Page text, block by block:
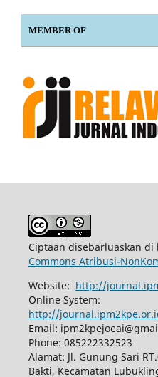
MEMBER OF
Ciptaan disebarluaskan di
Commons Atribusi-
Website: http://
Online System:
http://
Email:
Phone: 085222332523
Alamat: Jl. Gunung Sari
Bakti, Kecamatan